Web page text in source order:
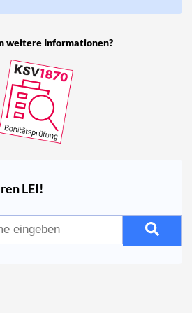
weitere Informationen?
LEI!